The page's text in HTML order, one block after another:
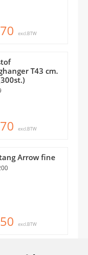
excl.BTW
T43 cm.
excl.BTW
Arrow fine
excl.BTW